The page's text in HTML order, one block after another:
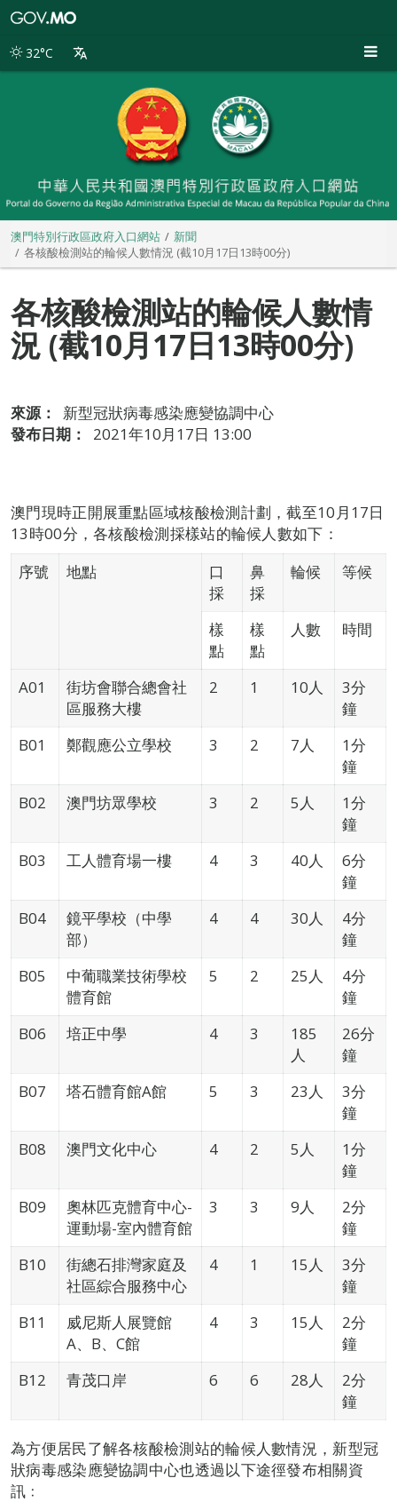
別
32°C
澳門特別行政區政府入口網站
新聞
各核酸檢測站的輪候人數情況 (截10月17日13時00分)
各核酸檢測站的輪候人數情
況 (截10月17日13時00分)
來源：
新型冠狀病毒感染應變協調中心
發布日期：
2021年10月17日 13:00
澳門現時正開展重點區域核酸檢測計劃，截至10月17日
13時00分，各核酸檢測採樣站的輪候人數如下：
序號
地點
口
採
鼻
採
輪候 等候
樣
點
樣
點
人數 時間
A01
街坊會聯合總會社
區服務大樓
2 1 10人
3分
鐘
B01
鄭觀應公立學校 3 2 7人
1分
鐘
B02
澳門坊眾學校 3 2 5人
1分
鐘
B03
工人體育場一樓 4 3 40人
6分
鐘
B04
鏡平學校（中學
部）
4 4 30人
4分
鐘
B05
中葡職業技術學校
體育館
5 2 25人
4分
鐘
B06
培正中學 4 3
185
人
26分
鐘
B07
塔石體育館A館 5 3 23人
3分
鐘
B08
澳門文化中心 4 2 5人
1分
鐘
B09
奧林匹克體育中心-
運動場-室內體育館
3 3 9人
2分
鐘
B10
街總石排灣家庭及
社區綜合服務中心
4 1 15人
3分
鐘
B11
威尼斯人展覽館
A、B、C館
4 3 15人
2分
鐘
B12
青茂口岸 6 6 28人
2分
鐘
為方便居民了解各核酸檢測站的輪候人數情況，新型冠
狀病毒感染應變協調中心也透過以下途徑發布相關資
訊﹕